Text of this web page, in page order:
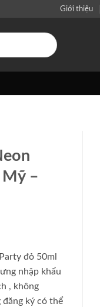
Giới thiệu
–
đỏ 50ml
nhập khẩu
, không
đăng ký có thể